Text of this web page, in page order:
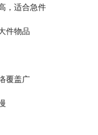
，适合急件
件物品
覆盖广